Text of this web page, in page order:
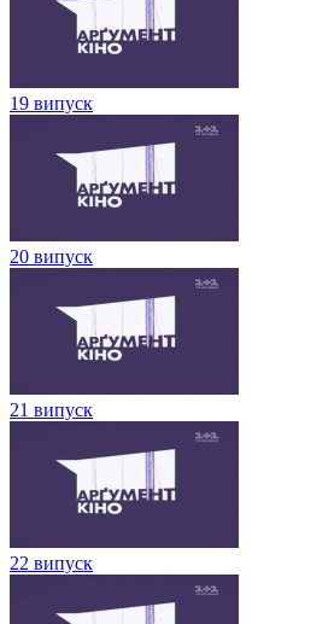
19 випуск
20 випуск
21 випуск
22 випуск